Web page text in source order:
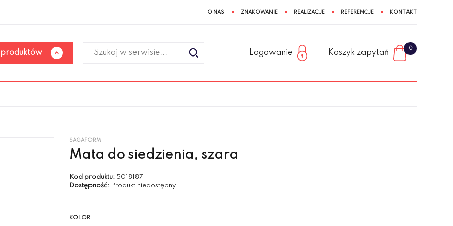
O NAS ZNAKOWANIE REALIZACJE REFERENCJE KONTAKT
Logowanie Koszyk zapytań
0
SAGAFORM
Mata do siedzienia, szara
Kod produktu: 5018187
Dostępność: Produkt niedostępny
KOLOR